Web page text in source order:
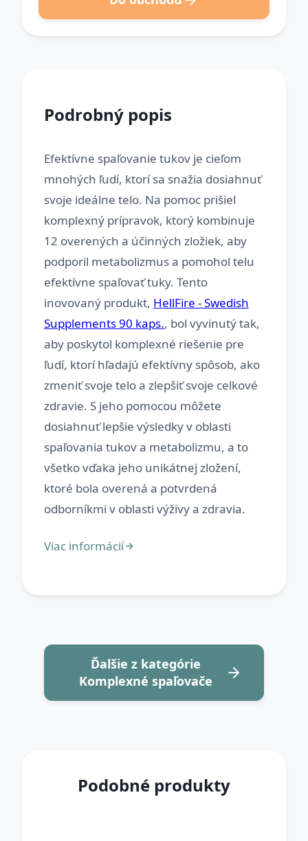
Podrobný popis
Efektívne spaľovanie tukov je cieľom
mnohých ľudí, ktorí sa snažia dosiahnuť
svoje ideálne telo. Na pomoc prišiel
komplexný prípravok, ktorý kombinuje
12 overených a účinných zložiek, aby
podporil metabolizmus a pomohol telu
efektívne spaľovať tuky. Tento
inovovaný produkt, HellFire - Swedish
Supplements 90 kaps., bol vyvinutý tak,
aby poskytol komplexné riešenie pre
ľudí, ktorí hľadajú efektívny spôsob, ako
zmeniť svoje telo a zlepšiť svoje celkové
zdravie. S jeho pomocou môžete
dosiahnuť lepšie výsledky v oblasti
spaľovania tukov a metabolizmu, a to
všetko vďaka jeho unikátnej zložení,
ktoré bola overená a potvrdená
Ďalšie z kategórie
Komplexné spaľovače
Podobné produkty